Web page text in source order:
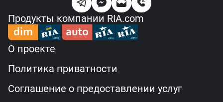
Продукты компании RIA.com
О проекте
Политика приватности
Соглашение о предоставлении услуг